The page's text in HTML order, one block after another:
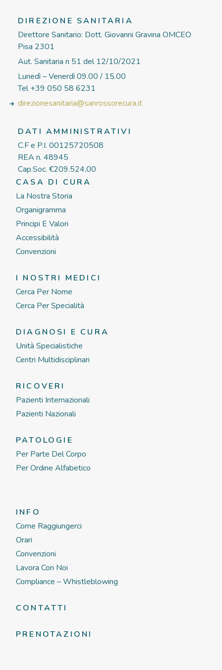
DIREZIONE SANITARIA
Direttore Sanitario: Dott. Giovanni Gravina OMCEO
Pisa 2301
Aut. Sanitaria n 51 del 12/10/2021
Lunedì – Venerdì 09.00 / 15.00
Tel +39 050 58 6231
direzionesanitaria@sanrossorecura.it
DATI AMMINISTRATIVI
C.F e P.I. 00125720508
REA n. 48945
Cap.Soc. €209.524,00
CASA DI CURA
La Nostra Storia
Organigramma
Principi E Valori
Accessibilità
Convenzioni
I NOSTRI MEDICI
Cerca Per Nome
Cerca Per Specialità
DIAGNOSI E CURA
Unità Specialistiche
Centri Multidisciplinari
RICOVERI
Pazienti Internazionali
Pazienti Nazionali
PATOLOGIE
Per Parte Del Corpo
Per Ordine Alfabetico
INFO
Come Raggiungerci
Orari
Convenzioni
Lavora Con Noi
Compliance – Whistleblowing
CONTATTI
PRENOTAZIONI